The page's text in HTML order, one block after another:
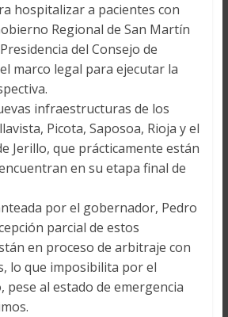
hospitalizar a pacientes con
Regional de San Martín
del Consejo de
marco legal para ejecutar la
infraestructuras de los
Picota, Saposoa, Rioja y el
Jerillo, que prácticamente están
en su etapa final de
por el gobernador, Pedro
parcial de estos
en proceso de arbitraje con
lo que imposibilita por el
pese al estado de emergencia